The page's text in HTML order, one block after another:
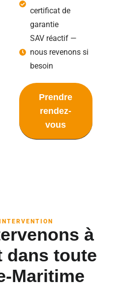
certificat de
garantie
SAV réactif —
nous revenons si
besoin
Prendre
rendez-
vous
à
dans toute
Maritime